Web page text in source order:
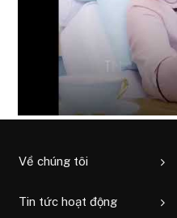
Về chúng tôi
Tin tức hoạt động